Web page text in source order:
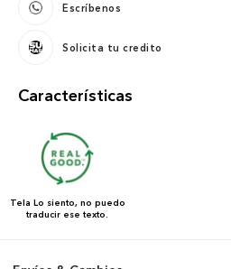
Escríbenos
Solicita tu credito
Características
Tela Lo siento, no puedo
traducir ese texto.